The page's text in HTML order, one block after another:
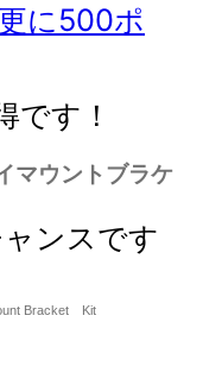
に500ポ
です！
マウントブラケ
ンスです
Bracket Kit